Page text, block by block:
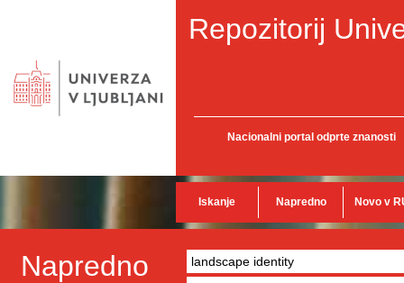
Repozitorij
Nacionalni portal odprte znanosti
Iskanje Napredno Novo v
Napredno